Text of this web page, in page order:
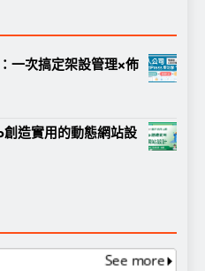
一次搞定架設管理×佈
。
造實用的動態網站設
。